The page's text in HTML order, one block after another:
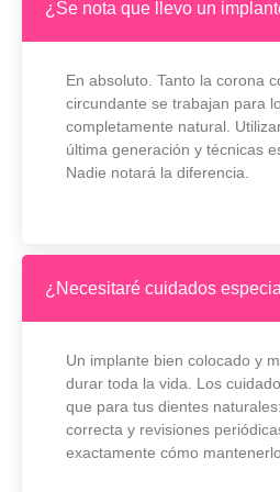
¿Se nota que llevo un
En absoluto. Tanto la corona
circundante se trabajan para
completamente natural.
última generación y técnicas
Nadie notará la diferencia.
¿Necesitaré cuidados
Un implante bien colocado y
durar toda la vida. Los
que para tus dientes
correcta y revisiones
exactamente cómo